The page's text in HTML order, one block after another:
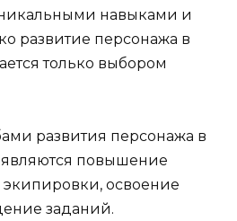
навыками и
развитие персонажа в
только выбором
развития персонажа в
являются повышение
освоение
заданий.